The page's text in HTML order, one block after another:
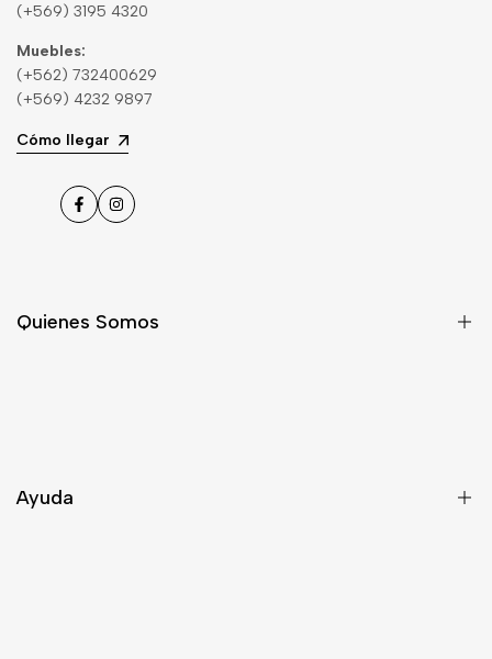
(+569) 3195 4320
Muebles:
(+562) 732400629
(+569) 4232 9897
Cómo llegar
FacebookInstagram
Quienes Somos
Ayuda